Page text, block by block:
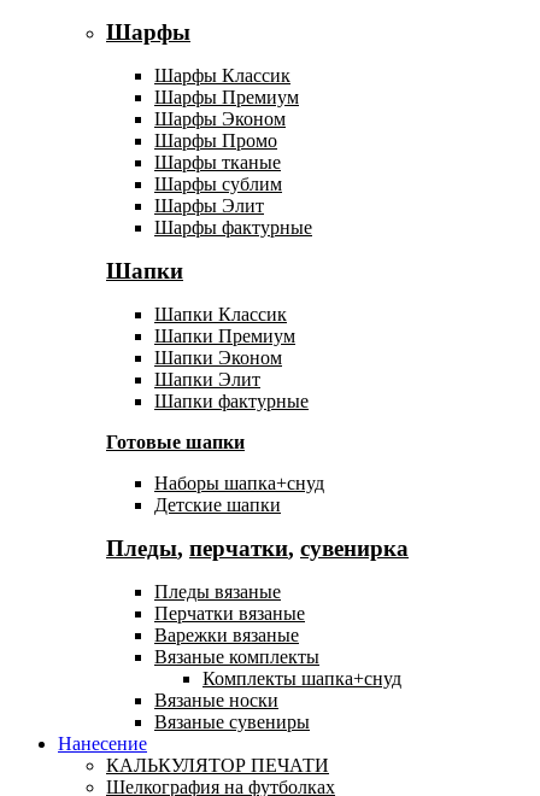
Шарфы
Шарфы Классик
Шарфы Премиум
Шарфы Эконом
Шарфы Промо
Шарфы тканые
Шарфы сублим
Шарфы Элит
Шарфы фактурные
Шапки
Шапки Классик
Шапки Премиум
Шапки Эконом
Шапки Элит
Шапки фактурные
Готовые шапки
Наборы шапка+снуд
Детские шапки
Пледы, перчатки, сувенирка
Пледы вязаные
Перчатки вязаные
Варежки вязаные
Вязаные комплекты
Комплекты шапка+снуд
Вязаные носки
Вязаные сувениры
Нанесение
КАЛЬКУЛЯТОР ПЕЧАТИ
Шелкография на футболках